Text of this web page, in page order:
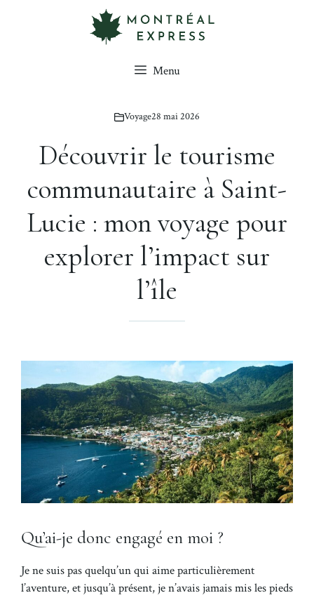
Menu
Voyage28 mai 2026
Découvrir le tourisme
communautaire à Saint-
Lucie : mon voyage pour
explorer l’impact sur
l’île
Qu’ai-je donc engagé en moi ?
Je ne suis pas quelqu’un qui aime particulièrement
l’aventure, et jusqu’à présent, je n’avais jamais mis les pieds